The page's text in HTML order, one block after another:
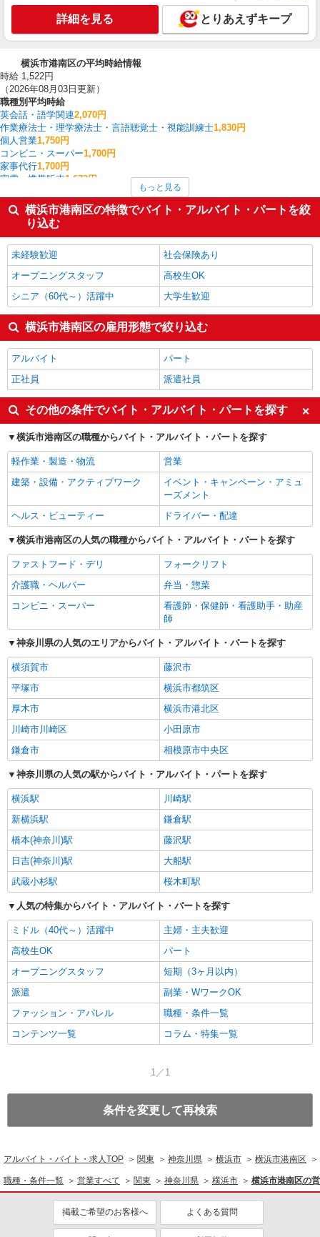
詳細を見る とりあえずキープ
横浜市港南区の平均時給情報
時給 1,522円
（2026年08月03日更新）
職種別平均時給
英会話・語学関連2,070円
作業療法士・理学療法士・言語聴覚士・視能訓練士1,830円
個人営業1,750円
コンビニ・スーパー1,700円
家事代行1,700円
家電・携帯販売1,673円
看護師・保健師・看護助手・助産師 1,662円
バス
1,650円
送迎ドライバー1,650円
整体・鍼灸師・柔道整復師・マッサージ師・リハビリスタッフ
横浜市港南区の他の職種の平均時給を見る
もっと見る
横浜市港南区の特徴でバイト・アルバイト・パートを絞
り込む
未経験歓迎
社会保険あり
オープニングスタッフ
高校生OK
シニア（60代～）活躍中
大学生歓迎
横浜市港南区の雇用形態で絞り込む
アルバイト
パート
正社員
派遣社員
その他の条件でバイト・アルバイト・パートを探す
横浜市港南区の職種からバイト・アルバイト・パートを探す
軽作業・製造・物流
営業
建築・設備・アクティブワーク
イベント・キャンペーン・アミュ
ーズメント
ヘルス・ビューティー
ドライバー・配達
横浜市港南区の人気の職種からバイト・アルバイト・パートを探す
ファストフード・デリ
フォークリフト
介護職・ヘルパー
弁当・惣菜
コンビニ・スーパー
看護師・保健師・看護助手・助産
師
神奈川県の人気のエリアからバイト・アルバイト・パートを探す
横須賀市
藤沢市
平塚市
横浜市都筑区
厚木市
横浜市港北区
川崎市川崎区
小田原市
鎌倉市
相模原市中央区
神奈川県の人気の駅からバイト・アルバイト・パートを探す
横浜駅
川崎駅
新横浜駅
鎌倉駅
橋本(神奈川)駅
藤沢駅
日吉(神奈川)駅
大船駅
武蔵小杉駅
桜木町駅
人気の特集からバイト・アルバイト・パートを探す
ミドル（40代～）活躍中
主婦・主夫歓迎
高校生OK
パート
オープニングスタッフ
短期（3ヶ月以内）
派遣
副業・WワークOK
ファッション・アパレル
職種・条件一覧
コンテンツ一覧
コラム・特集一覧
1／1
条件を変更して再検索
アルバイト・バイト・求人TOP 関東 神奈川県 横浜市 横浜市港南区
職種・条件一覧 営業すべて 関東 神奈川県 横浜市 横浜市港南区の
掲載ご希望のお客様へ よくある質問